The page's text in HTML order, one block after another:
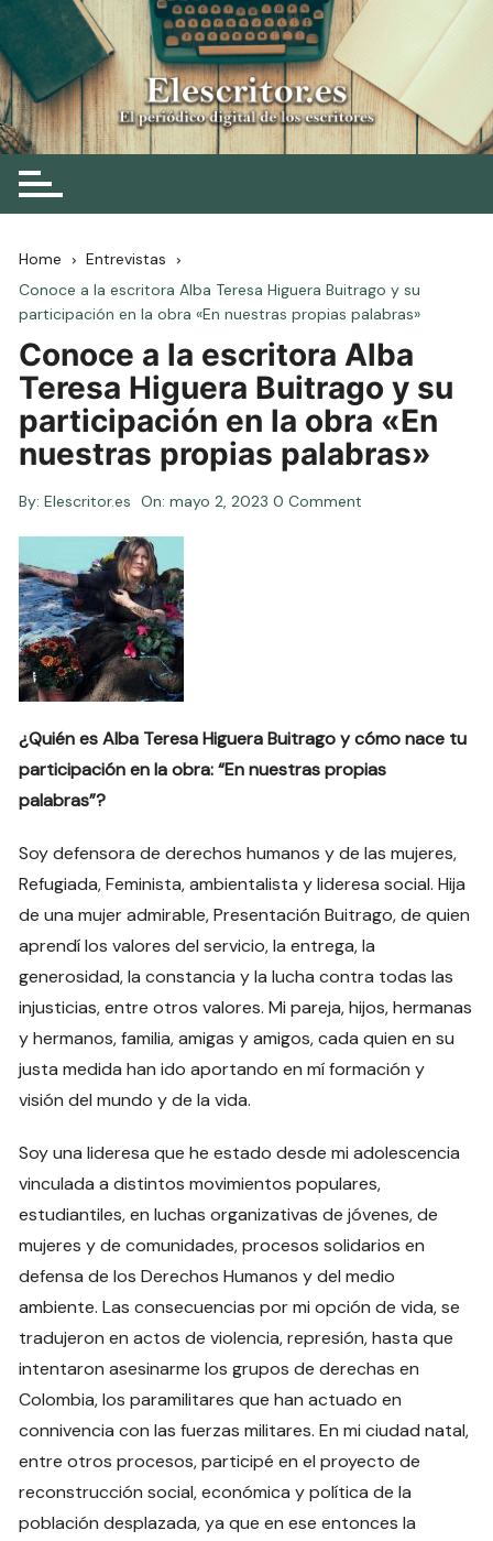
Skip
to
content
Elescritor.es
El periódico digital de los escritores
Home
Entrevistas
Conoce a la escritora Alba Teresa Higuera Buitrago y su
participación en la obra «En nuestras propias palabras»
Conoce a la escritora Alba
Teresa Higuera Buitrago y su
participación en la obra «En
nuestras propias palabras»
By: Elescritor.es On:mayo 2, 2023 0 Comment
¿Quién es Alba Teresa Higuera Buitrago y cómo nace tu
participación en la obra: “En nuestras propias
palabras”?
Soy defensora de derechos humanos y de las mujeres,
Refugiada, Feminista, ambientalista y lideresa social. Hija
de una mujer admirable, Presentación Buitrago, de quien
aprendí los valores del servicio, la entrega, la
generosidad, la constancia y la lucha contra todas las
injusticias, entre otros valores. Mi pareja, hijos, hermanas
y hermanos, familia, amigas y amigos, cada quien en su
justa medida han ido aportando en mí formación y
visión del mundo y de la vida.
Soy una lideresa que he estado desde mi adolescencia
vinculada a distintos movimientos populares,
estudiantiles, en luchas organizativas de jóvenes, de
mujeres y de comunidades, procesos solidarios en
defensa de los Derechos Humanos y del medio
ambiente. Las consecuencias por mi opción de vida, se
tradujeron en actos de violencia, represión, hasta que
intentaron asesinarme los grupos de derechas en
Colombia, los paramilitares que han actuado en
connivencia con las fuerzas militares. En mi ciudad natal,
entre otros procesos, participé en el proyecto de
reconstrucción social, económica y política de la
población desplazada, ya que en ese entonces la